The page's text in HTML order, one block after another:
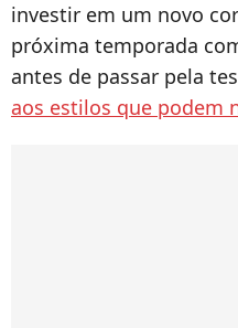
investir em um novo
próxima temporada
antes de passar pela
aos estilos que podem